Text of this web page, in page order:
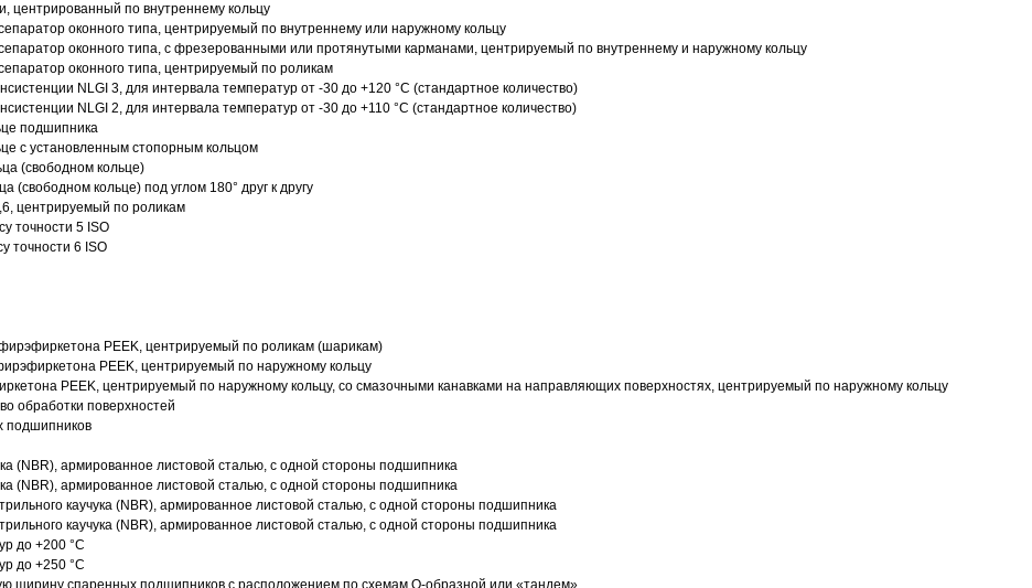
центрированный по внутреннему кольцу
оконного типа, центрируемый по внутреннему или наружному кольцу
оконного типа, с фрезерованными или протянутыми карманами, центрируемый по внутреннему и наружному кольцу
оконного типа, центрируемый по роликам
NLGI 3, для интервала температур от -30 до +120 °C (стандартное количество)
NLGI 2, для интервала температур от -30 до +110 °C (стандартное количество)
подшипника
с установленным стопорным кольцом
(свободном кольце)
кольце) под углом 180° друг к другу
центрируемый по роликам
точности 5 ISO
точности 6 ISO
PEEK, центрируемый по роликам (шарикам)
PEEK, центрируемый по наружному кольцу
PEEK, центрируемый по наружному кольцу, со смазочными канавками на направляющих поверхностях, центрируемый по наружному кольцу
обработки поверхностей
подшипников
(NBR), армированное листовой сталью, с одной стороны подшипника
(NBR), армированное листовой сталью, с одной стороны подшипника
каучука (NBR), армированное листовой сталью, с одной стороны подшипника
каучука (NBR), армированное листовой сталью, с одной стороны подшипника
до +200 °C
до +250 °C
ширину спаренных подшипников с расположением по схемам О-образной или «тандем»